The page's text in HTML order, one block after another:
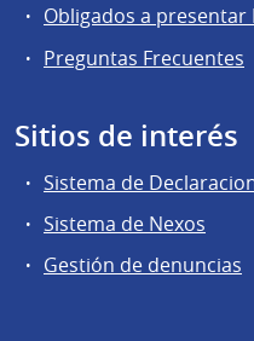
Obligados a presentar
Preguntas Frecuentes
Sitios de interés
Sistema de
Sistema de Nexos
Gestión de denuncias